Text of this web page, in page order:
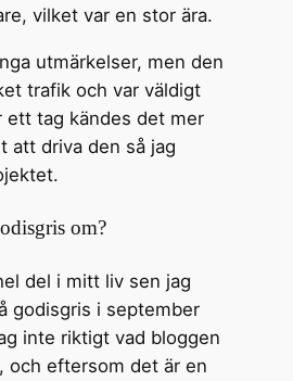
vilket var en stor ära.
utmärkelser, men den
trafik och var väldigt
ett tag kändes det mer
att driva den så jag
om?
del i mitt liv sen jag
godisgris i september
inte riktigt vad bloggen
och eftersom det är en